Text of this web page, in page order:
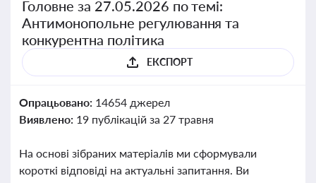
Головне за 27.05.2026 по темі:
Антимонопольне регулювання та
конкурентна політика
ЕКСПОРТ
Опрацьовано: 14654 джерел
Виявлено: 19 публікацій за 27 травня
На основі зібраних матеріалів ми сформували
короткі відповіді на актуальні запитання. Ви